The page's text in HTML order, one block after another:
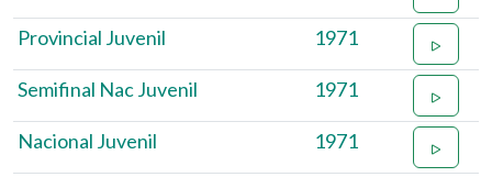
Provincial Juvenil 1971
Semifinal Nac Juvenil 1971
Nacional Juvenil 1971